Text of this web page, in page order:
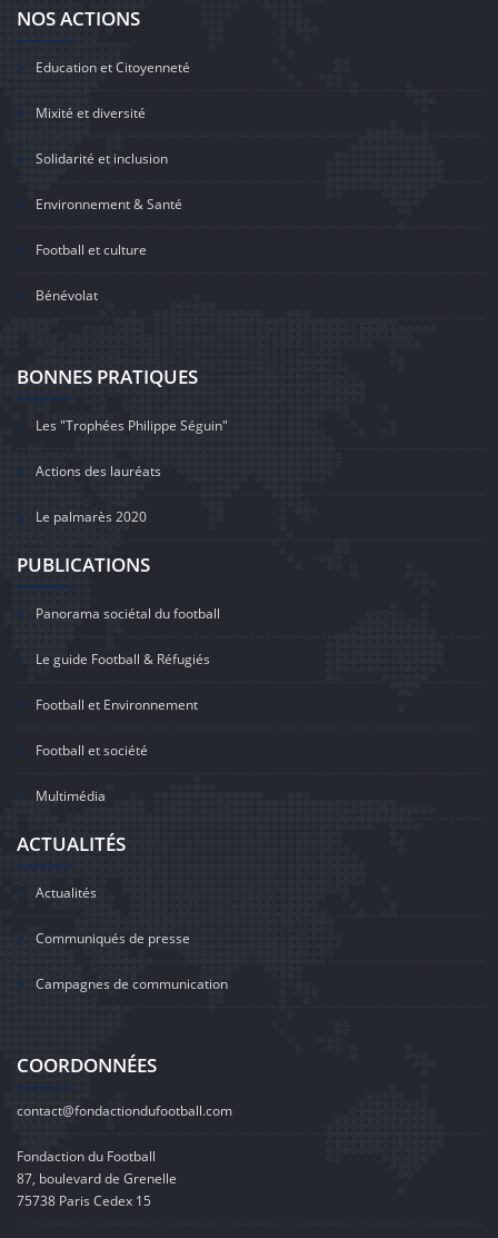
NOS ACTIONS
Education et Citoyenneté
Mixité et diversité
Solidarité et inclusion
Environnement & Santé
Football et culture
Bénévolat
BONNES PRATIQUES
Les "Trophées Philippe Séguin"
Actions des lauréats
Le palmarès 2020
PUBLICATIONS
Panorama sociétal du football
Le guide Football & Réfugiés
Football et Environnement
Football et société
Multimédia
ACTUALITÉS
Actualités
Communiqués de presse
Campagnes de communication
COORDONNÉES
contact@fondactiondufootball.com
Fondaction du Football
87, boulevard de Grenelle
75738 Paris Cedex 15